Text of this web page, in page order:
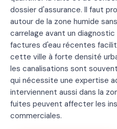
dossier d'assurance. Il faut
autour de la zone humide
carrelage avant un
factures d'eau récentes
cette ville à forte densité
les canalisations sont
qui nécessite une expertise
interviennent aussi dans la
fuites peuvent affecter les
commerciales.